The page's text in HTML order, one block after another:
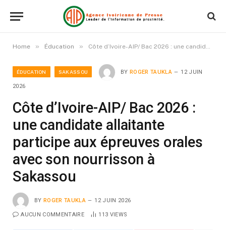
Home » Éducation » Côte d’Ivoire-AIP/ Bac 2026 : une candidate allaitante participe aux épreuves orales avec son nourrisson à Sakassou
ÉDUCATION SAKASSOU BY ROGER TAUKLA 12 JUIN
2026
Côte d’Ivoire-AIP/ Bac 2026 :
une candidate allaitante
participe aux épreuves orales
avec son nourrisson à
Sakassou
BY ROGER TAUKLA 12 JUIN 2026
AUCUN COMMENTAIRE 113 VIEWS